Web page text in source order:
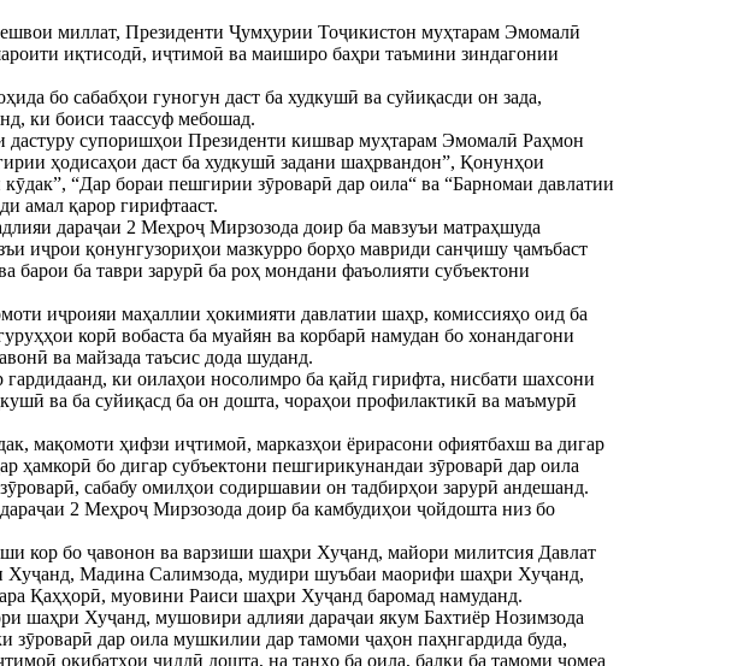
миллат, Президенти Ҷумҳурии Тоҷикистон муҳтарам Эмомалӣ
иқтисодӣ, иҷтимоӣ ва маиширо баҳри таъмини зиндагонии
бо сабабҳои гуногун даст ба худкушӣ ва суйиқасди он зада,
ки боиси таассуф мебошад.
дастуру супоришҳои Президенти кишвар муҳтарам Эмомалӣ Раҳмон
ҳодисаҳои даст ба худкушӣ задани шаҳрвандон”, Қонунҳои
“Дар бораи пешгирии зӯроварӣ дар оила“ ва “Барномаи давлатии
амал қарор гирифтааст.
дараҷаи 2 Меҳроҷ Мирзозода доир ба мавзуъи матраҳшуда
иҷрои қонунгузориҳои мазкурро борҳо мавриди санҷишу ҷамъбаст
барои ба таври зарурӣ ба роҳ мондани фаъолияти субъектони
иҷроияи маҳаллии ҳокимияти давлатии шаҳр, комиссияҳо оид ба
корӣ вобаста ба муайян ва корбарӣ намудан бо хонандагони
ва майзада таъсис дода шуданд.
ки оилаҳои носолимро ба қайд гирифта, нисбати шахсони
ва ба суйиқасд ба он дошта, чораҳои профилактикӣ ва маъмурӣ
мақомоти ҳифзи иҷтимоӣ, марказҳои ёрирасони офиятбахш ва дигар
ҳамкорӣ бо дигар субъектони пешгирикунандаи зӯроварӣ дар оила
сабабу омилҳои содиршавии он тадбирҳои зарурӣ андешанд.
2 Меҳроҷ Мирзозода доир ба камбудиҳои ҷойдошта низ бо
кор бо ҷавонон ва варзиши шаҳри Хуҷанд, майори милитсия Давлат
Мадина Салимзода, мудири шуъбаи маорифи шаҳри Хуҷанд,
Қаҳҳорӣ, муовини Раиси шаҳри Хуҷанд баромад намуданд.
шаҳри Хуҷанд, мушовири адлияи дараҷаи якум Бахтиёр Нозимзода
зӯроварӣ дар оила мушкилии дар тамоми ҷаҳон паҳнгардида буда,
оқибатҳои ҷиддӣ дошта, на танҳо ба оила, балки ба тамоми ҷомеа